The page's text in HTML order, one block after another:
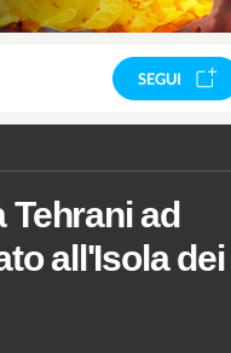
SEGUI
Tehrani ad
all'Isola dei